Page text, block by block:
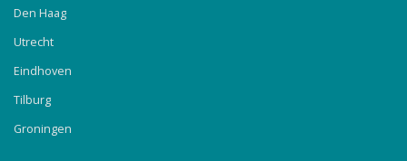
Den Haag
Utrecht
Eindhoven
Tilburg
Groningen